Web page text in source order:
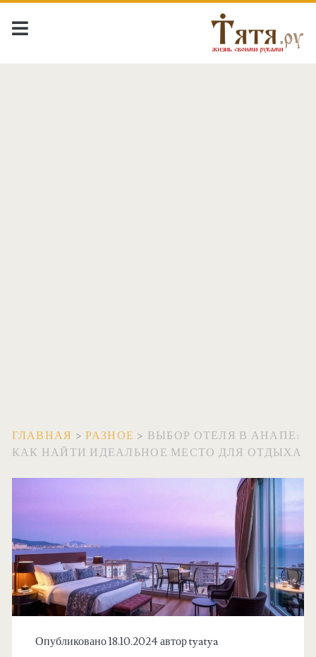
ГЛАВНАЯ >РАЗНОЕ > ВЫБОР ОТЕЛЯ В АНАПЕ:
КАК НАЙТИ ИДЕАЛЬНОЕ МЕСТО ДЛЯ ОТДЫХА
Опубликовано 18.10.2024 авторtyatya